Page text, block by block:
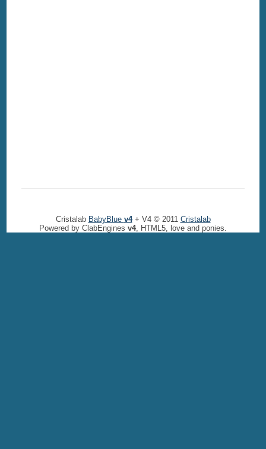
Cristalab BabyBlue v4+ V4 © 2011 Cristalab
Powered by ClabEngines v4, HTML5, love and ponies.